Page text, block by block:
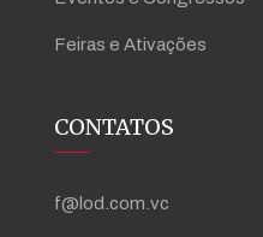
Feiras e Ativações
CONTATOS
f@lod.com.vc